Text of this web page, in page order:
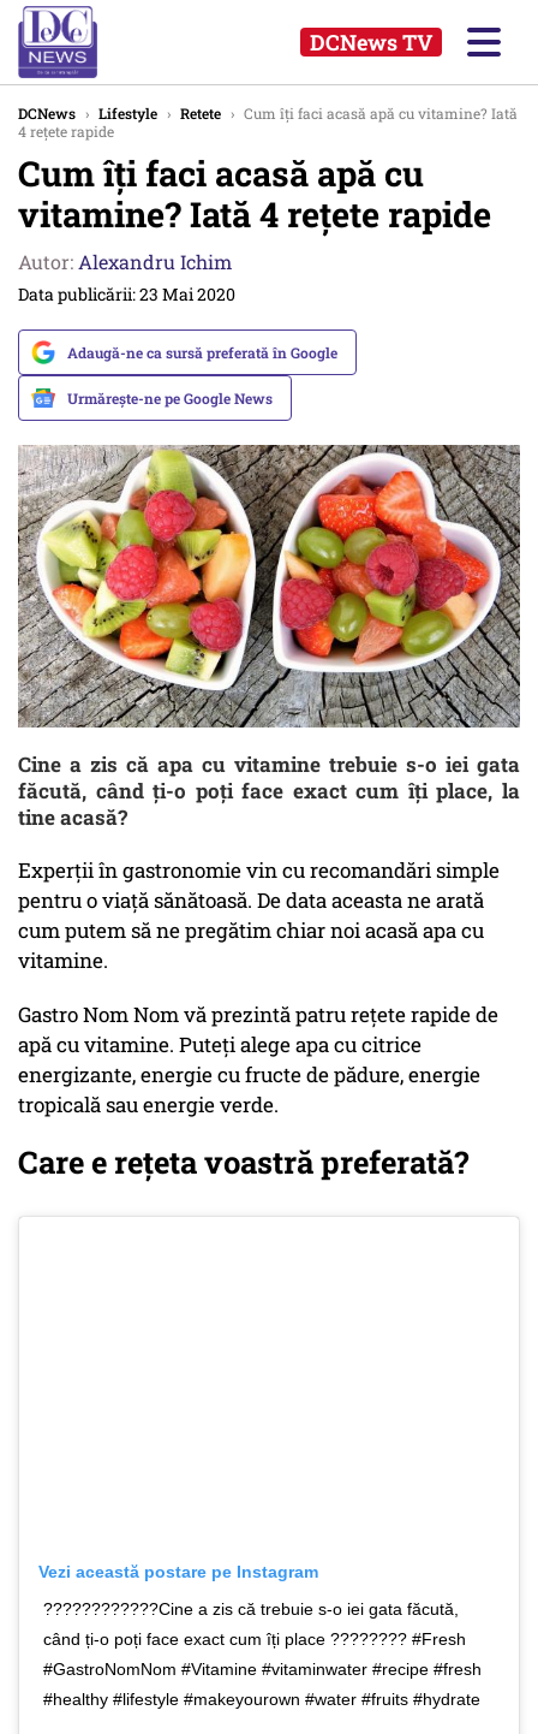
DCNews TV
DCNews › Lifestyle › Retete › Cum îți faci acasă apă cu vitamine? Iată
4 rețete rapide
Cum îți faci acasă apă cu
vitamine? Iată 4 rețete rapide
Autor: Alexandru Ichim
Data publicării: 23 Mai 2020
Adaugă-ne ca sursă preferată în Google
Urmărește-ne pe Google News
Cine a zis că apa cu vitamine trebuie s-o iei gata
făcută, când ți-o poți face exact cum îți place, la
tine acasă?
Experții în gastronomie vin cu recomandări simple
pentru o viață sănătoasă. De data aceasta ne arată
cum putem să ne pregătim chiar noi acasă apa cu
vitamine.
Gastro Nom Nom vă prezintă patru rețete rapide de
apă cu vitamine. Puteți alege apa cu citrice
energizante, energie cu fructe de pădure, energie
tropicală sau energie verde.
Care e rețeta voastră preferată?
Vezi această postare pe Instagram
????????????Cine a zis că trebuie s-o iei gata făcută,
când ți-o poți face exact cum îți place ???????? #Fresh
#GastroNomNom #Vitamine #vitaminwater #recipe #fresh
#healthy #lifestyle #makeyourown #water #fruits #hydrate